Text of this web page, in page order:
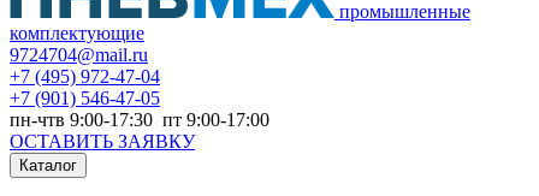
промышленные
комплектующие
9724704@mail.ru
+7 (495) 972-47-04
+7 (901) 546-47-05
пн-чтв 9:00-17:30 пт 9:00-17:00
ОСТАВИТЬ ЗАЯВКУ
Каталог